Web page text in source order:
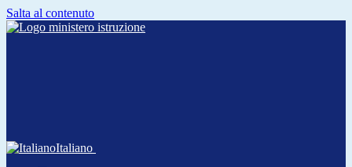
Salta al contenuto
Italiano